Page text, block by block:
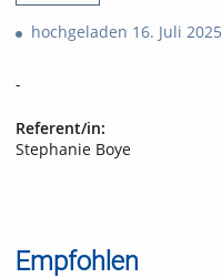
hochgeladen 16. Juli 2025
-
Referent/in:
Stephanie Boye
Empfohlen